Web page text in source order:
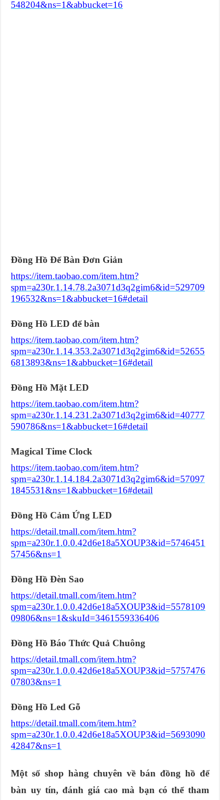
548204&ns=1&abbucket=16
Đồng Hồ Để Bàn Đơn Giản
https://item.taobao.com/item.htm?
spm=a230r.1.14.78.2a3071d3q2gim6&id=529709
196532&ns=1&abbucket=16#detail
Đồng Hồ LED để bàn
https://item.taobao.com/item.htm?
spm=a230r.1.14.353.2a3071d3q2gim6&id=52655
6813893&ns=1&abbucket=16#detail
Đồng Hồ Mặt LED
https://item.taobao.com/item.htm?
spm=a230r.1.14.231.2a3071d3q2gim6&id=40777
590786&ns=1&abbucket=16#detail
Magical Time Clock
https://item.taobao.com/item.htm?
spm=a230r.1.14.184.2a3071d3q2gim6&id=57097
1845531&ns=1&abbucket=16#detail
Đồng Hồ Cảm Ứng LED
https://detail.tmall.com/item.htm?
spm=a230r.1.0.0.42d6e18a5XOUP3&id=5746451
57456&ns=1
Đồng Hồ Đèn Sao
https://detail.tmall.com/item.htm?
spm=a230r.1.0.0.42d6e18a5XOUP3&id=5578109
09806&ns=1&skuId=3461559336406
Đồng Hồ Báo Thức Quả Chuông
https://detail.tmall.com/item.htm?
spm=a230r.1.0.0.42d6e18a5XOUP3&id=5757476
07803&ns=1
Đồng Hồ Led Gỗ
https://detail.tmall.com/item.htm?
spm=a230r.1.0.0.42d6e18a5XOUP3&id=5693090
42847&ns=1
Một số shop hàng chuyên về bán đồng hồ để
bàn uy tín, đánh giá cao mà bạn có thể tham